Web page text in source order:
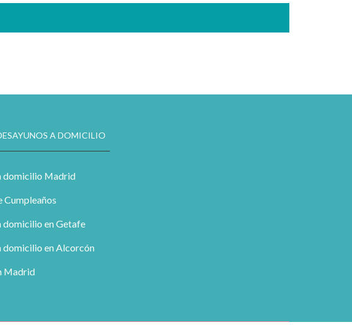
hasta
A DOMICILIO
domicilio Madrid
Cumpleaños
domicilio en Getafe
domicilio en Alcorcón
Madrid